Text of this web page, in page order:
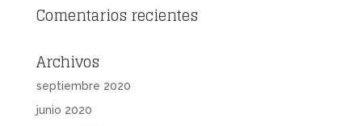
Comentarios recientes
Archivos
septiembre 2020
junio 2020